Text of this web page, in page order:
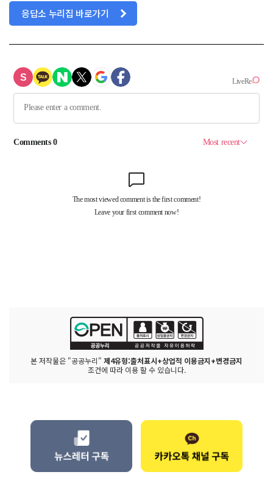
응답소 누리집 바로가기
본 저작물은 "공공누리" 제4유형:출처표시+상업적 이용금지+변경금지
조건에 따라 이용 할 수 있습니다.